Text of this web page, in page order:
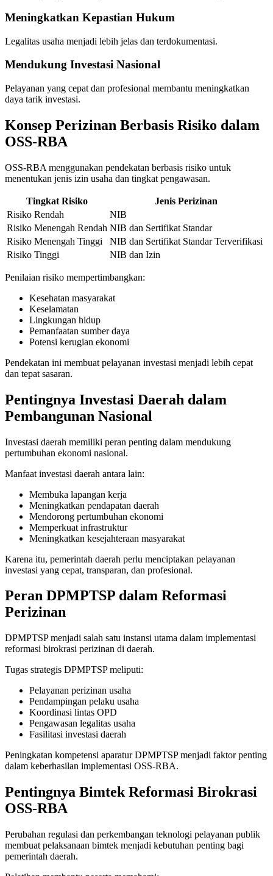
Meningkatkan Kepastian Hukum
Legalitas usaha menjadi lebih jelas dan terdokumentasi.
Mendukung Investasi Nasional
Pelayanan yang cepat dan profesional membantu meningkatkan
daya tarik investasi.
Konsep Perizinan Berbasis Risiko dalam
OSS-RBA
OSS-RBA menggunakan pendekatan berbasis risiko untuk
menentukan jenis izin usaha dan tingkat pengawasan.
Tingkat Risiko
Jenis Perizinan
Risiko Rendah
NIB
Risiko Menengah Rendah NIB dan Sertifikat Standar
Risiko Menengah Tinggi
NIB dan Sertifikat Standar Terverifikasi
Risiko Tinggi
NIB dan Izin
Penilaian risiko mempertimbangkan:
Kesehatan masyarakat
Keselamatan
Lingkungan hidup
Pemanfaatan sumber daya
Potensi kerugian ekonomi
Pendekatan ini membuat pelayanan investasi menjadi lebih cepat
dan tepat sasaran.
Pentingnya Investasi Daerah dalam
Pembangunan Nasional
Investasi daerah memiliki peran penting dalam mendukung
pertumbuhan ekonomi nasional.
Manfaat investasi daerah antara lain:
Membuka lapangan kerja
Meningkatkan pendapatan daerah
Mendorong pertumbuhan ekonomi
Memperkuat infrastruktur
Meningkatkan kesejahteraan masyarakat
Karena itu, pemerintah daerah perlu menciptakan pelayanan
investasi yang cepat, transparan, dan profesional.
Peran DPMPTSP dalam Reformasi
Perizinan
DPMPTSP menjadi salah satu instansi utama dalam implementasi
reformasi birokrasi perizinan di daerah.
Tugas strategis DPMPTSP meliputi:
Pelayanan perizinan usaha
Pendampingan pelaku usaha
Koordinasi lintas OPD
Pengawasan legalitas usaha
Fasilitasi investasi daerah
Peningkatan kompetensi aparatur DPMPTSP menjadi faktor penting
dalam keberhasilan implementasi OSS-RBA.
Pentingnya Bimtek Reformasi Birokrasi
OSS-RBA
Perubahan regulasi dan perkembangan teknologi pelayanan publik
membuat pelaksanaan bimtek menjadi kebutuhan penting bagi
pemerintah daerah.